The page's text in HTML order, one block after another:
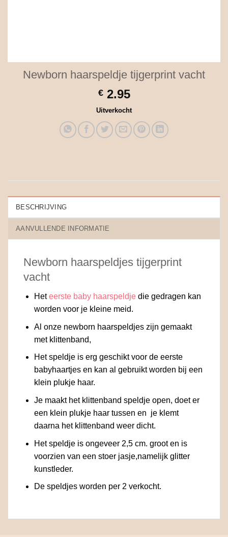
Newborn haarspeldje tijgerprint vacht
€2.95
Uitverkocht
BESCHRIJVING
AANVULLENDE INFORMATIE
Newborn haarspeldjes tijgerprint
vacht
Heteerste baby haarspeldjedie gedragen kan
worden voor je kleine meid.
Al onze newborn haarspeldjes zijn gemaakt
met klittenband,
Het speldje is erg geschikt voor de eerste
babyhaartjes en kan al gebruikt worden bij een
klein plukje haar.
Je maakt het klittenband speldje open, doet er
een klein plukje haar tussen en je klemt
daarna het klittenband weer dicht.
Het speldje is ongeveer 2,5 cm. groot en is
voorzien van een stoer jasje,namelijk glitter
kunstleder.
De speldjes worden per 2 verkocht.